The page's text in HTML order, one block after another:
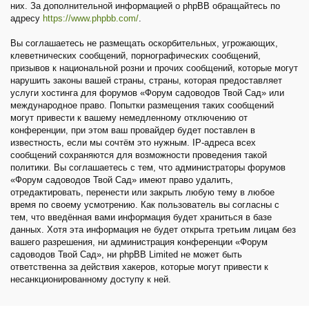
них. За дополнительной информацией о phpBB обращайтесь по
адресу https://www.phpbb.com/.
Вы соглашаетесь не размещать оскорбительных, угрожающих,
клеветнических сообщений, порнографических сообщений,
призывов к национальной розни и прочих сообщений, которые могут
нарушить законы вашей страны, страны, которая предоставляет
услуги хостинга для форумов «Форум садоводов Твой Сад» или
международное право. Попытки размещения таких сообщений
могут привести к вашему немедленному отключению от
конференции, при этом ваш провайдер будет поставлен в
известность, если мы сочтём это нужным. IP-адреса всех
сообщений сохраняются для возможности проведения такой
политики. Вы соглашаетесь с тем, что администраторы форумов
«Форум садоводов Твой Сад» имеют право удалить,
отредактировать, перенести или закрыть любую тему в любое
время по своему усмотрению. Как пользователь вы согласны с
тем, что введённая вами информация будет храниться в базе
данных. Хотя эта информация не будет открыта третьим лицам без
вашего разрешения, ни администрация конференции «Форум
садоводов Твой Сад», ни phpBB Limited не может быть
ответственна за действия хакеров, которые могут привести к
несанкционированному доступу к ней.